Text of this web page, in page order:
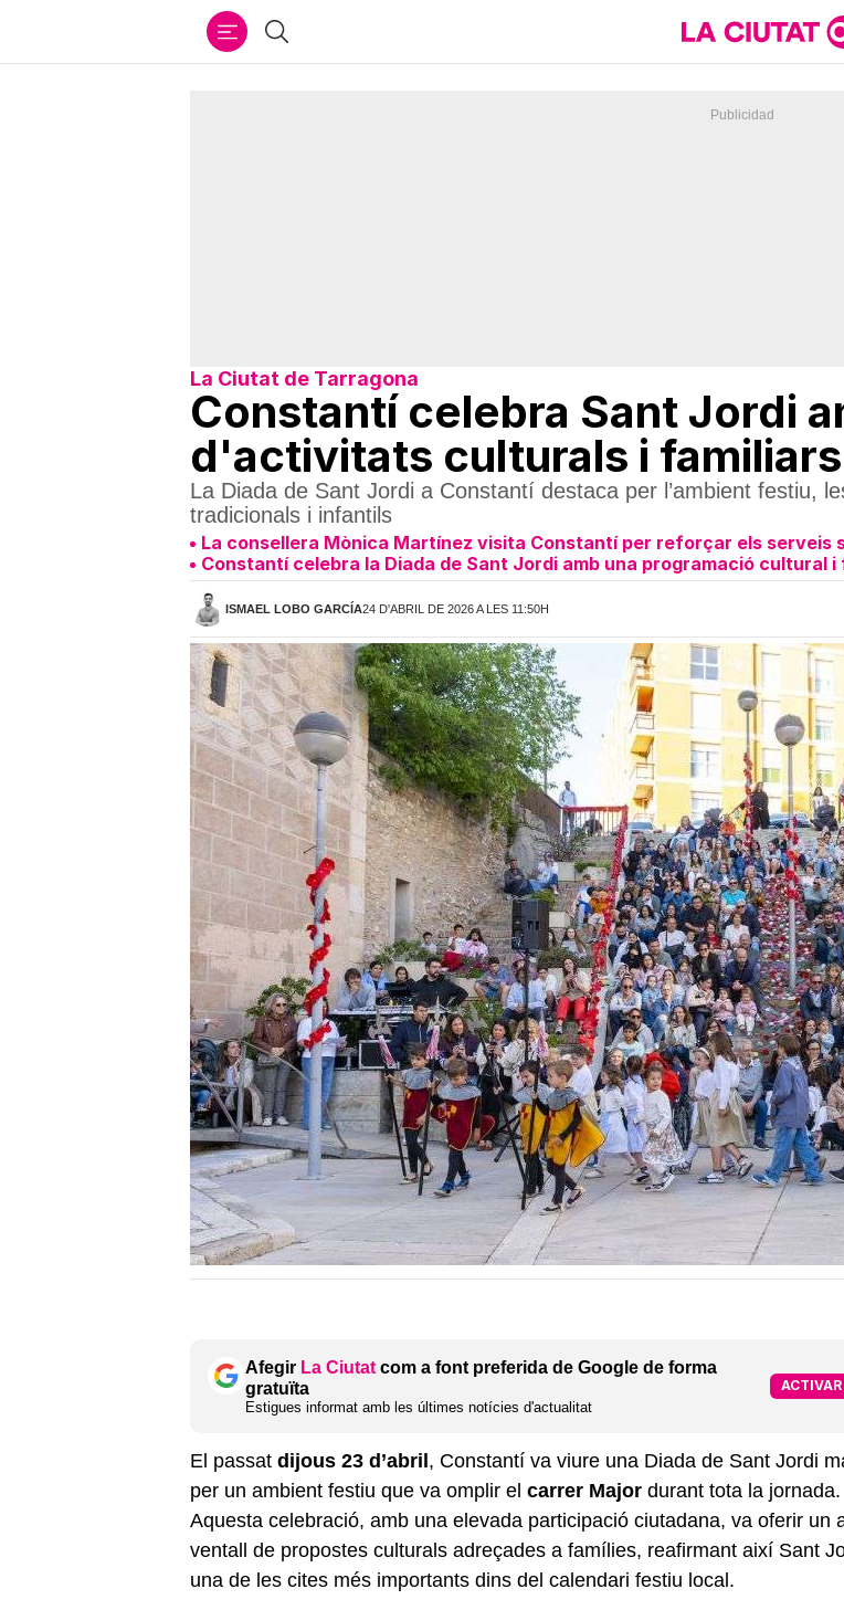
Cercar
La Ciutat de Tarragona
Constantí celebra Sant Jordi
d'activitats culturals i
La Diada de Sant Jordi a Constantí destaca per l’ambient festiu,
tradicionals i infantils
La consellera Mònica Martínez visita Constantí per reforçar els serveis
Constantí celebra la Diada de Sant Jordi amb una programació cultural
ISMAEL LOBO GARCÍA24 D'ABRIL DE 2026 A LES 11:50H
Afegir La Ciutat com a font preferida de Google de forma
gratuïta
Estigues informat amb les últimes notícies d'actualitat
El passat dijous 23 d’abril, Constantí va viure una Diada de Sant Jordi
per un ambient festiu que va omplir el carrer Major durant tota la jornada.
Aquesta celebració, amb una elevada participació ciutadana, va oferir un
ventall de propostes culturals adreçades a famílies, reafirmant així Sant
una de les cites més importants dins del calendari festiu local.